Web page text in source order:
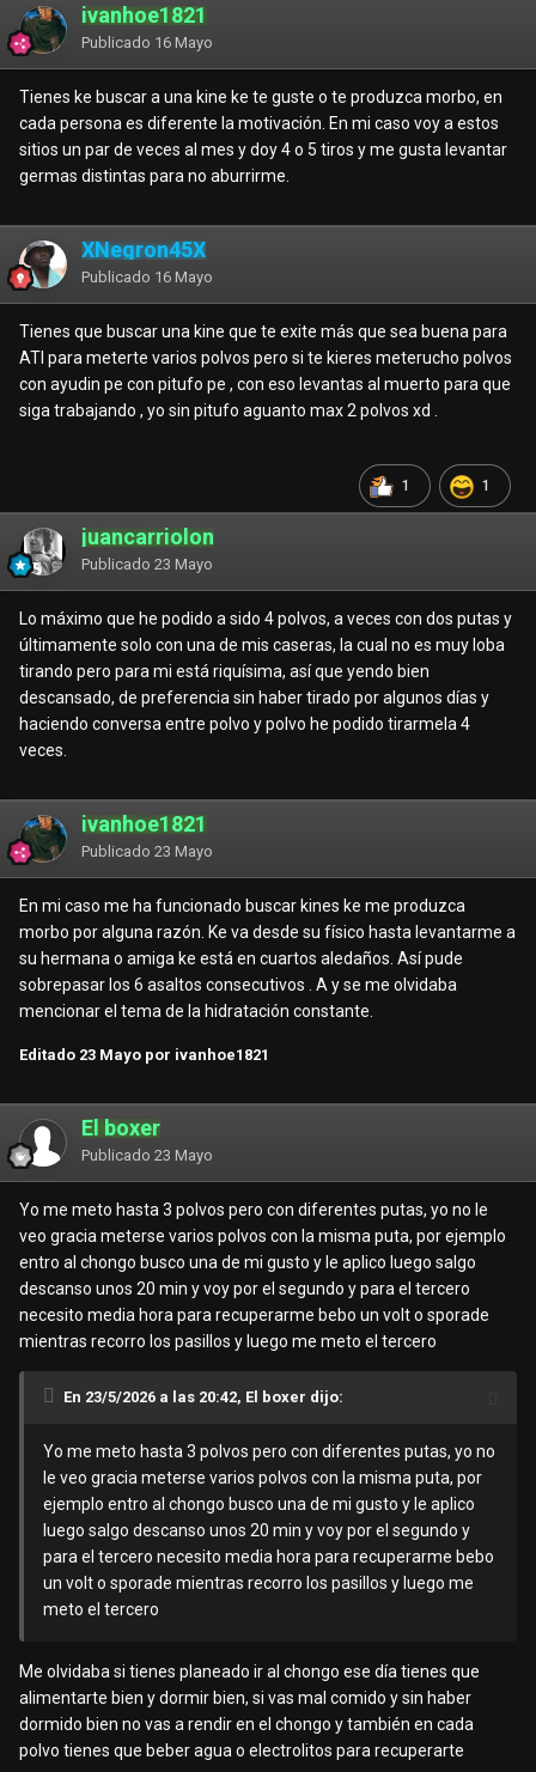
ivanhoe1821
Publicado 16 Mayo
Tienes ke buscar a una kine ke te guste o te produzca morbo, en
cada persona es diferente la motivación. En mi caso voy a estos
sitios un par de veces al mes y doy 4 o 5 tiros y me gusta levantar
germas distintas para no aburrirme.
XNegron45X
Publicado 16 Mayo
Tienes que buscar una kine que te exite más que sea buena para
ATI para meterte varios polvos pero si te kieres meterucho polvos
con ayudin pe con pitufo pe , con eso levantas al muerto para que
siga trabajando , yo sin pitufo aguanto max 2 polvos xd .
1 1
juancarriolon
Publicado 23 Mayo
Lo máximo que he podido a sido 4 polvos, a veces con dos putas y
últimamente solo con una de mis caseras, la cual no es muy loba
tirando pero para mi está riquísima, así que yendo bien
descansado, de preferencia sin haber tirado por algunos días y
haciendo conversa entre polvo y polvo he podido tirarmela 4
veces.
ivanhoe1821
Publicado 23 Mayo
En mi caso me ha funcionado buscar kines ke me produzca
morbo por alguna razón. Ke va desde su físico hasta levantarme a
su hermana o amiga ke está en cuartos aledaños. Así pude
sobrepasar los 6 asaltos consecutivos . A y se me olvidaba
mencionar el tema de la hidratación constante.
Editado 23 Mayo por ivanhoe1821
El boxer
Publicado 23 Mayo
Yo me meto hasta 3 polvos pero con diferentes putas, yo no le
veo gracia meterse varios polvos con la misma puta, por ejemplo
entro al chongo busco una de mi gusto y le aplico luego salgo
descanso unos 20 min y voy por el segundo y para el tercero
necesito media hora para recuperarme bebo un volt o sporade
mientras recorro los pasillos y luego me meto el tercero
En 23/5/2026 a las 20:42, El boxer dijo:
Yo me meto hasta 3 polvos pero con diferentes putas, yo no
le veo gracia meterse varios polvos con la misma puta, por
ejemplo entro al chongo busco una de mi gusto y le aplico
luego salgo descanso unos 20 min y voy por el segundo y
para el tercero necesito media hora para recuperarme bebo
un volt o sporade mientras recorro los pasillos y luego me
meto el tercero
Me olvidaba si tienes planeado ir al chongo ese día tienes que
alimentarte bien y dormir bien, si vas mal comido y sin haber
dormido bien no vas a rendir en el chongo y también en cada
polvo tienes que beber agua o electrolitos para recuperarte